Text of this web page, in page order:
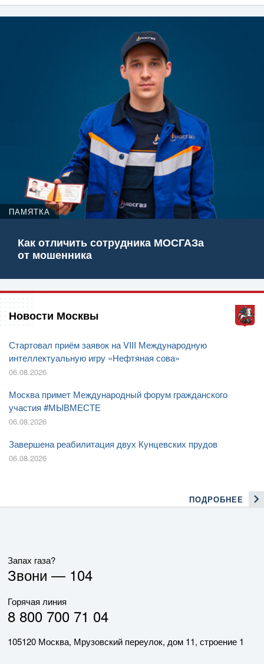
ПАМЯТКА
Как отличить сотрудника МОСГАЗа
от мошенника
Новости Москвы
Стартовал приём заявок на VIII Международную
интеллектуальную игру «Нефтяная сова»
06.08.2026
Москва примет Международный форум гражданского
участия #МЫВМЕСТЕ
06.08.2026
Завершена реабилитация двух Кунцевских прудов
06.08.2026
ПОДРОБНЕЕ
Запах газа?
Звони — 104
Горячая линия
8 800 700 71 04
105120 Москва, Мрузовский переулок, дом 11, строение 1